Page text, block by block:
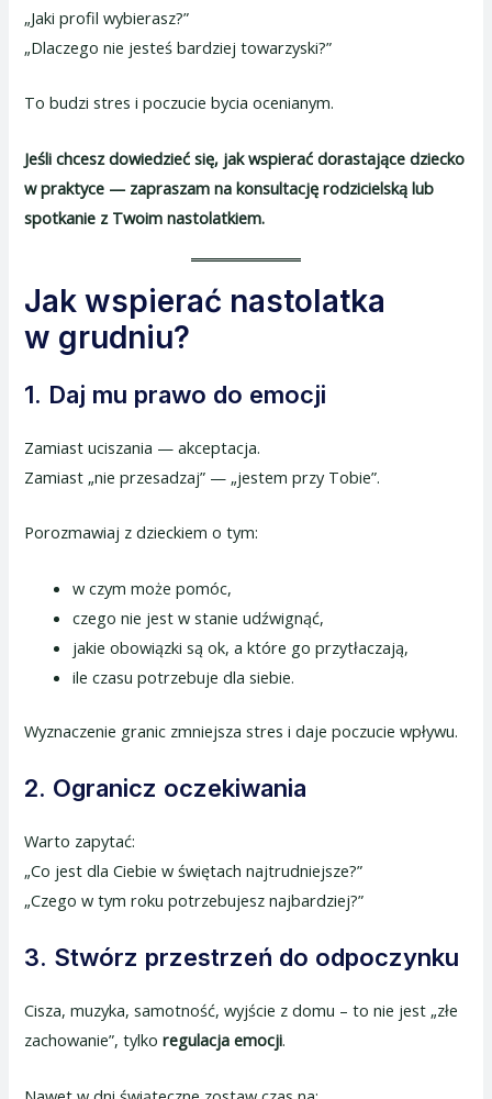
„Jaki profil wybierasz?”
„Dlaczego nie jesteś bardziej towarzyski?”
To budzi stres i poczucie bycia ocenianym.
Jeśli chcesz dowiedzieć się, jak wspierać dorastające dziecko
w praktyce — zapraszam na konsultację rodzicielską lub
spotkanie z Twoim nastolatkiem.
Jak wspierać nastolatka
w grudniu?
1. Daj mu prawo do emocji
Zamiast uciszania — akceptacja.
Zamiast „nie przesadzaj” — „jestem przy Tobie”.
Porozmawiaj z dzieckiem o tym:
w czym może pomóc,
czego nie jest w stanie udźwignąć,
jakie obowiązki są ok, a które go przytłaczają,
ile czasu potrzebuje dla siebie.
Wyznaczenie granic zmniejsza stres i daje poczucie wpływu.
2. Ogranicz oczekiwania
Warto zapytać:
„Co jest dla Ciebie w świętach najtrudniejsze?”
„Czego w tym roku potrzebujesz najbardziej?”
3. Stwórz przestrzeń do odpoczynku
Cisza, muzyka, samotność, wyjście z domu – to nie jest „złe
zachowanie”, tylkoregulacja emocji.